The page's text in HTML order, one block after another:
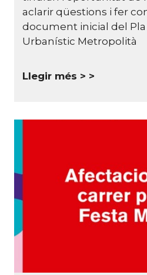
aclarir qüestions i fer
document inicial del
Urbanístic Metropolità
Llegir més >